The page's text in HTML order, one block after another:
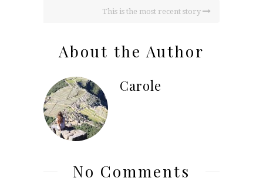
This is the most recent story
About the Author
Carole
No Comments